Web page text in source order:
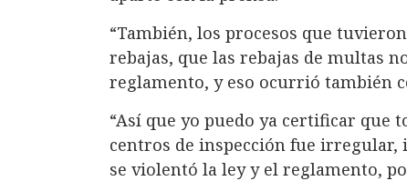
“También, los procesos que
rebajas, que las rebajas de multas
reglamento, y eso ocurrió también
“Así que yo puedo ya certificar que
centros de inspección fue
se violentó la ley y el reglamento,